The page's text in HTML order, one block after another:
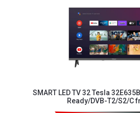
SMART LED TV 32 Tesla
Ready/DVB-T2/S2/C